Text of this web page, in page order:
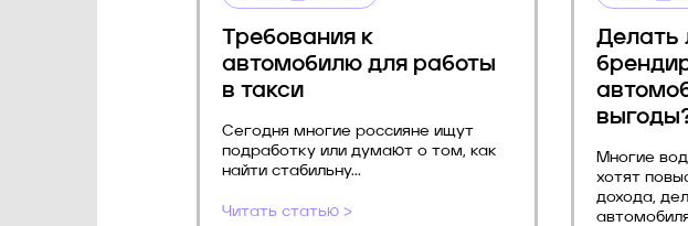
Требования к
автомобилю для работы
в такси
Сегодня многие россияне ищут
подработку или думают о том, как
найти стабильну...
Читать статью >
Делать
Многие
хотят
дохода,